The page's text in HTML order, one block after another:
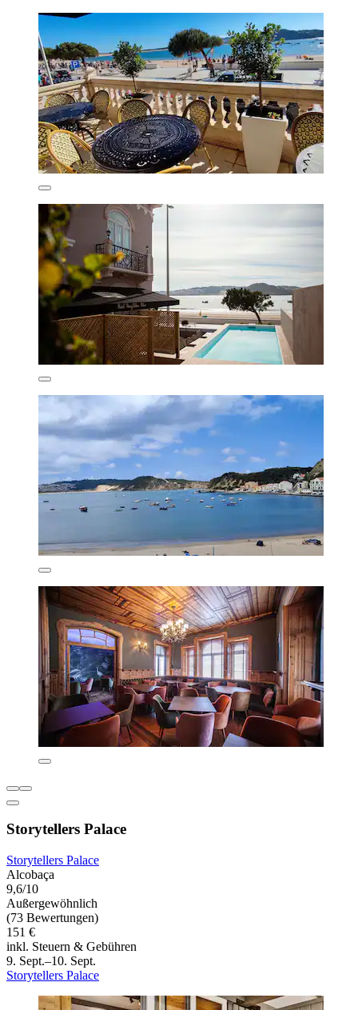
Storytellers Palace
Storytellers Palace
Alcobaça
9,6/10
Außergewöhnlich
(73 Bewertungen)
151 €
inkl. Steuern & Gebühren
9. Sept.–10. Sept.
Storytellers Palace